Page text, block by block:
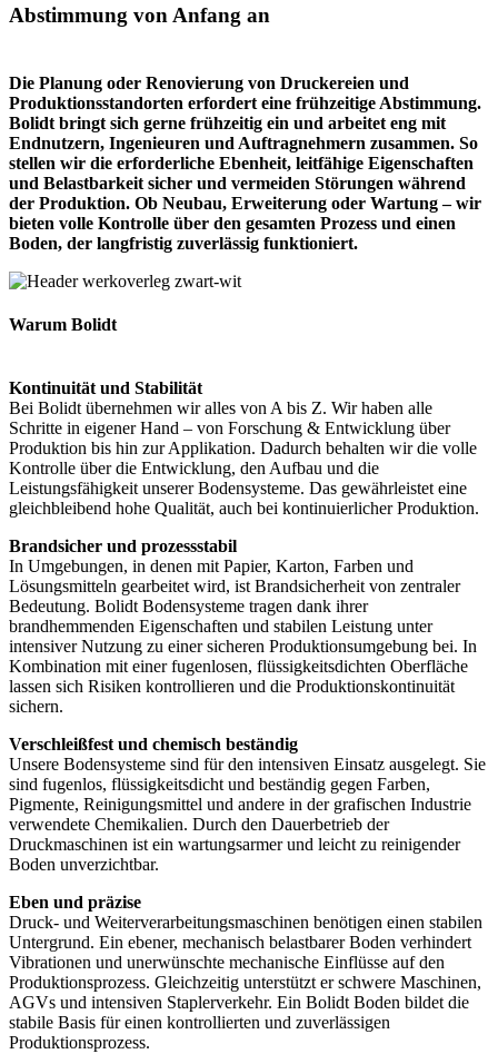
Abstimmung von Anfang an
Die Planung oder Renovierung von Druckereien und
Produktionsstandorten erfordert eine frühzeitige Abstimmung.
Bolidt bringt sich gerne frühzeitig ein und arbeitet eng mit
Endnutzern, Ingenieuren und Auftragnehmern zusammen. So
stellen wir die erforderliche Ebenheit, leitfähige Eigenschaften
und Belastbarkeit sicher und vermeiden Störungen während
der Produktion. Ob Neubau, Erweiterung oder Wartung – wir
bieten volle Kontrolle über den gesamten Prozess und einen
Boden, der langfristig zuverlässig funktioniert.
Warum Bolidt
Kontinuität und Stabilität
Bei Bolidt übernehmen wir alles von A bis Z. Wir haben alle
Schritte in eigener Hand – von Forschung & Entwicklung über
Produktion bis hin zur Applikation. Dadurch behalten wir die volle
Kontrolle über die Entwicklung, den Aufbau und die
Leistungsfähigkeit unserer Bodensysteme. Das gewährleistet eine
gleichbleibend hohe Qualität, auch bei kontinuierlicher Produktion.
Brandsicher und prozessstabil
In Umgebungen, in denen mit Papier, Karton, Farben und
Lösungsmitteln gearbeitet wird, ist Brandsicherheit von zentraler
Bedeutung. Bolidt Bodensysteme tragen dank ihrer
brandhemmenden Eigenschaften und stabilen Leistung unter
intensiver Nutzung zu einer sicheren Produktionsumgebung bei. In
Kombination mit einer fugenlosen, flüssigkeitsdichten Oberfläche
lassen sich Risiken kontrollieren und die Produktionskontinuität
sichern.
Verschleißfest und chemisch beständig
Unsere Bodensysteme sind für den intensiven Einsatz ausgelegt. Sie
sind fugenlos, flüssigkeitsdicht und beständig gegen Farben,
Pigmente, Reinigungsmittel und andere in der grafischen Industrie
verwendete Chemikalien. Durch den Dauerbetrieb der
Druckmaschinen ist ein wartungsarmer und leicht zu reinigender
Boden unverzichtbar.
Eben und präzise
Druck- und Weiterverarbeitungsmaschinen benötigen einen stabilen
Untergrund. Ein ebener, mechanisch belastbarer Boden verhindert
Vibrationen und unerwünschte mechanische Einflüsse auf den
Produktionsprozess. Gleichzeitig unterstützt er schwere Maschinen,
AGVs und intensiven Staplerverkehr. Ein Bolidt Boden bildet die
stabile Basis für einen kontrollierten und zuverlässigen
Produktionsprozess.